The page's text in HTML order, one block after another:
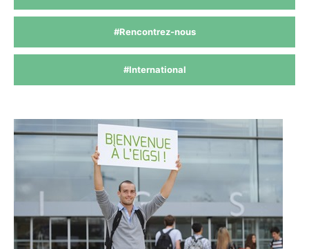
#Rencontrez-nous
#International